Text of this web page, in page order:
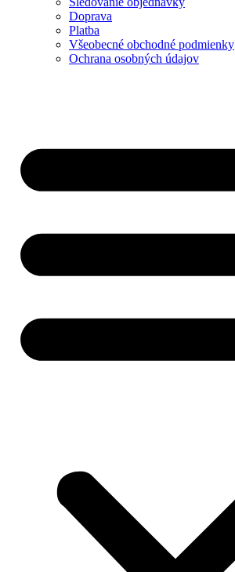
Doprava
Platba
Všeobecné obchodné podmienky
Ochrana osobných údajov